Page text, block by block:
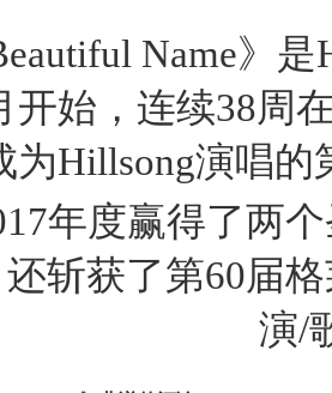
Name》
开始，连续38周
为Hillsong演唱
年度赢得了两
斩获了第60届
演/